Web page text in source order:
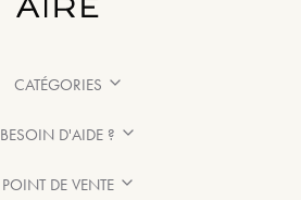
CATÉGORIES
BESOIN D'AIDE ?
POINT DE VENTE